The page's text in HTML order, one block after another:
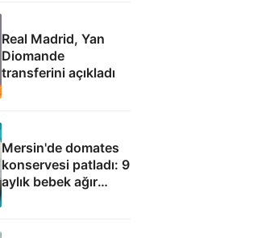
Real Madrid, Yan
Diomande
transferini açıkladı
Mersin'de domates
konservesi patladı: 9
aylık bebek ağır
yaralandı